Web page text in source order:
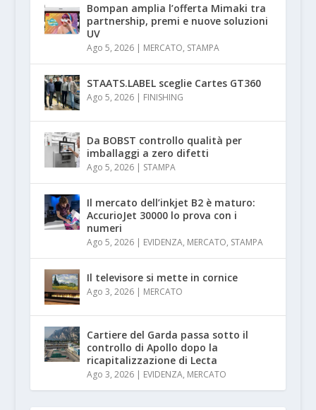
Bompan amplia l’offerta Mimaki tra
partnership, premi e nuove soluzioni
UV
Ago 5, 2026| MERCATO, STAMPA
STAATS.LABEL sceglie Cartes GT360
Ago 5, 2026| FINISHING
Da BOBST controllo qualità per
imballaggi a zero difetti
Ago 5, 2026| STAMPA
Il mercato dell’inkjet B2 è maturo:
AccurioJet 30000 lo prova con i
numeri
Ago 5, 2026| EVIDENZA, MERCATO, STAMPA
Il televisore si mette in cornice
Ago 3, 2026| MERCATO
Cartiere del Garda passa sotto il
controllo di Apollo dopo la
ricapitalizzazione di Lecta
Ago 3, 2026| EVIDENZA, MERCATO